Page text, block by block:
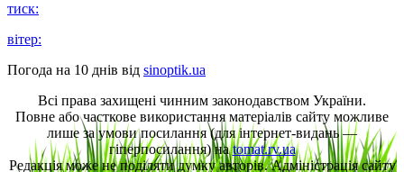
тиск:
вітер:
Погода на 10 днів від sinoptik.ua
Всі права захищені чинним законодавством України.
Повне або часткове використання матеріалів сайту можливе
лише за умови посилання (для інтернет-видань —
гіперпосилання) наtomat.rv.ua
Редакція може не поділяти думку авторів. Адміністрація сайту